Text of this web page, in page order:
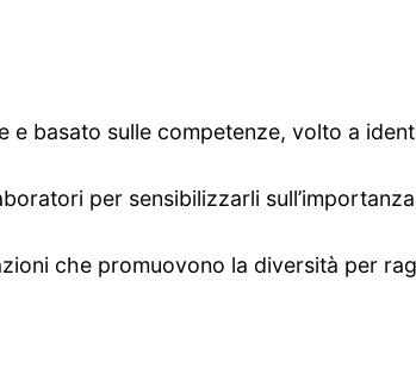
e basato sulle competenze, volto a
per sensibilizzarli
che promuovono la diversità per